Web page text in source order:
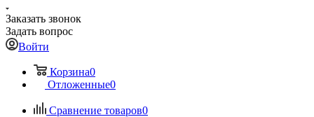
Заказать звонок
Задать вопрос
Войти
Корзина0
Отложенные0
Сравнение товаров0